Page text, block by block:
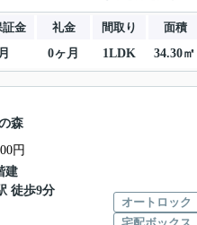
金 礼金 間取り 面積
0ヶ月 1LDK 34.30㎡
森
円
建
徒歩9分
オートロック